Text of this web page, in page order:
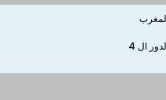
ال 4